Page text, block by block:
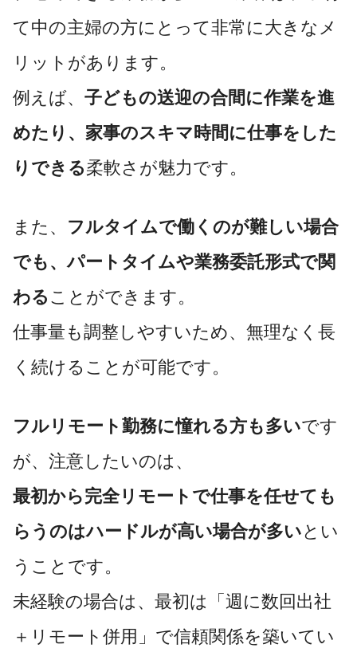
て中の主婦の方にとって非常に大きなメ
リットがあります。
例えば、 子どもの送迎の合間に作業を進
めたり、家事のスキマ時間に仕事をした
りできる柔軟さが魅力です。
また、 フルタイムで働くのが難しい場合
でも、パートタイムや業務委託形式で関
わる ことができます。
仕事量も調整しやすいため、無理なく長
く続けることが可能です。
フルリモート勤務に憧れる方も多いです
が、注意したいのは、
最初から完全リモートで仕事を任せても
らうのはハードルが高い場合が多いとい
うことです。
未経験の場合は、最初は「週に数回出社
＋リモート併用」で信頼関係を築いてい